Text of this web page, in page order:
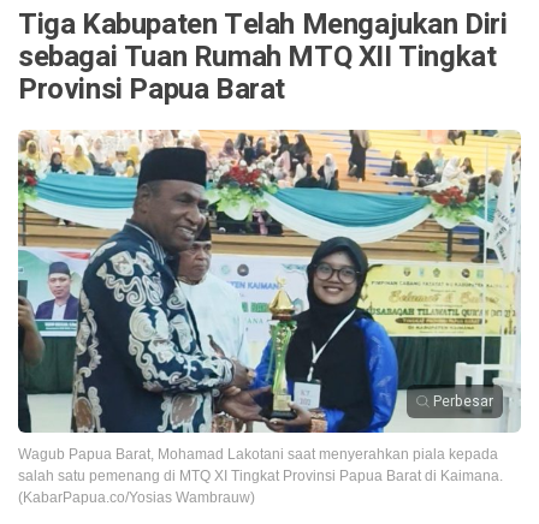
Tiga Kabupaten Telah Mengajukan Diri
sebagai Tuan Rumah MTQ XII Tingkat
Provinsi Papua Barat
Perbesar
Wagub Papua Barat, Mohamad Lakotani saat menyerahkan piala kepada
salah satu pemenang di MTQ XI Tingkat Provinsi Papua Barat di Kaimana.
(KabarPapua.co/Yosias Wambrauw)